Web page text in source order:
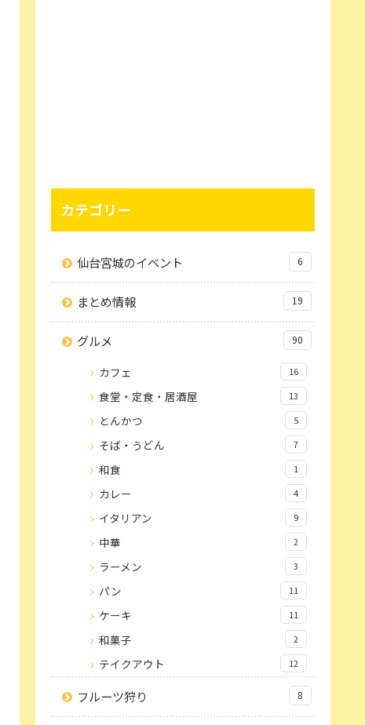
カテゴリー
仙台宮城のイベント 6
まとめ情報 19
グルメ 90
カフェ 16
食堂・定食・居酒屋 13
とんかつ 5
そば・うどん 7
和食 1
カレー 4
イタリアン 9
中華 2
ラーメン 3
パン 11
ケーキ 11
和菓子 2
テイクアウト 12
フルーツ狩り 8